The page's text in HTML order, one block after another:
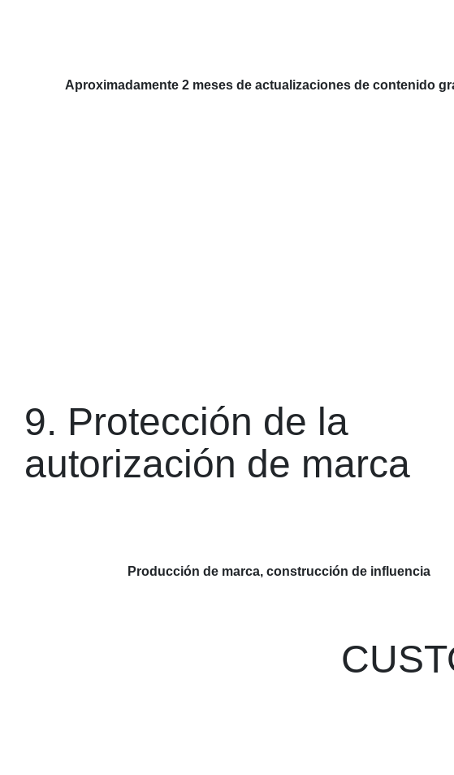
Aproximadamente 2 meses de actualizaciones de contenido
9. Protección de la
autorización de marca
Producción de marca, construcción de influencia